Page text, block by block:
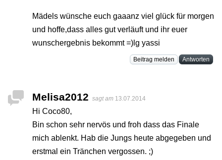
Mädels wünsche euch gaaanz viel glück für morgen
und hoffe,dass alles gut verläuft und ihr euer
wunschergebnis bekommt =)lg yassi
Beitrag melden Antworten
Melisa2012 sagt am 13.07.2014
Hi Coco80,
Bin schon sehr nervös und froh dass das Finale
mich ablenkt. Hab die Jungs heute abgegeben und
erstmal ein Tränchen vergossen. ;)